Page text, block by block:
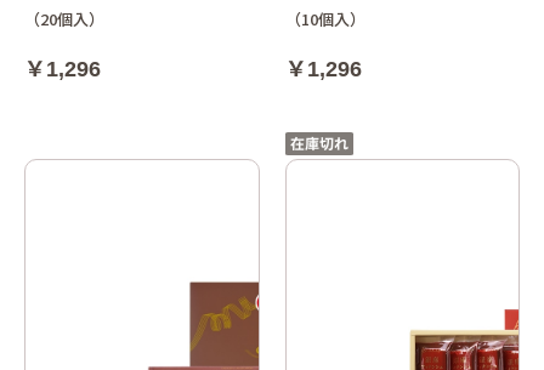
（20個入）
￥1,296
（10個入）
￥1,296